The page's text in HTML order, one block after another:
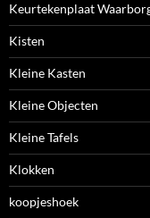
Keurtekenplaat
Kisten
Kleine Kasten
Kleine Objecten
Kleine Tafels
Klokken
koopjeshoek